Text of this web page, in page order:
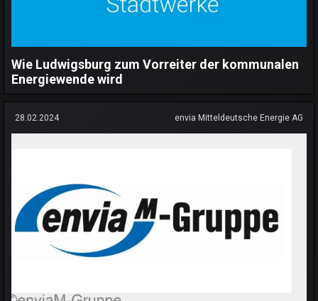
Wie Ludwigsburg zum Vorreiter der kommunalen
Energiewende wird
28.02.2024 envia Mitteldeutsche Energie AG